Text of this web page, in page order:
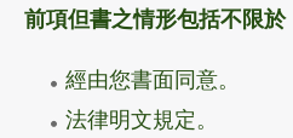
前項但書之情形包括不限於
經由您書面同意。
法律明文規定。